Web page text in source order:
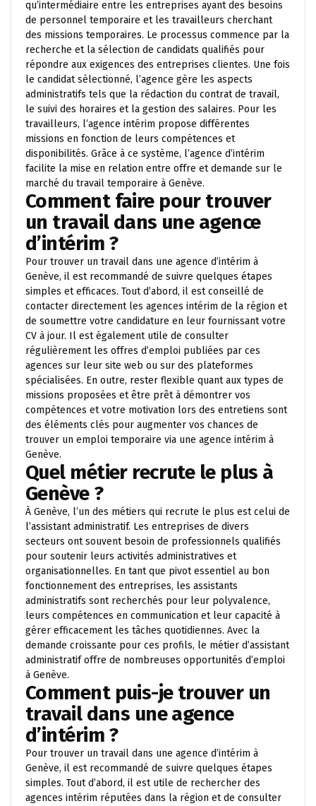
qu’intermédiaire entre les entreprises ayant des besoins
de personnel temporaire et les travailleurs cherchant
des missions temporaires. Le processus commence par la
recherche et la sélection de candidats qualifiés pour
répondre aux exigences des entreprises clientes. Une fois
le candidat sélectionné, l’agence gère les aspects
administratifs tels que la rédaction du contrat de travail,
le suivi des horaires et la gestion des salaires. Pour les
travailleurs, l’agence intérim propose différentes
missions en fonction de leurs compétences et
disponibilités. Grâce à ce système, l’agence d’intérim
facilite la mise en relation entre offre et demande sur le
marché du travail temporaire à Genève.
Comment faire pour trouver
un travail dans une agence
d’intérim ?
Pour trouver un travail dans une agence d’intérim à
Genève, il est recommandé de suivre quelques étapes
simples et efficaces. Tout d’abord, il est conseillé de
contacter directement les agences intérim de la région et
de soumettre votre candidature en leur fournissant votre
CV à jour. Il est également utile de consulter
régulièrement les offres d’emploi publiées par ces
agences sur leur site web ou sur des plateformes
spécialisées. En outre, rester flexible quant aux types de
missions proposées et être prêt à démontrer vos
compétences et votre motivation lors des entretiens sont
des éléments clés pour augmenter vos chances de
trouver un emploi temporaire via une agence intérim à
Genève.
Quel métier recrute le plus à
Genève ?
À Genève, l’un des métiers qui recrute le plus est celui de
l’assistant administratif. Les entreprises de divers
secteurs ont souvent besoin de professionnels qualifiés
pour soutenir leurs activités administratives et
organisationnelles. En tant que pivot essentiel au bon
fonctionnement des entreprises, les assistants
administratifs sont recherchés pour leur polyvalence,
leurs compétences en communication et leur capacité à
gérer efficacement les tâches quotidiennes. Avec la
demande croissante pour ces profils, le métier d’assistant
administratif offre de nombreuses opportunités d’emploi
à Genève.
Comment puis-je trouver un
travail dans une agence
d’intérim ?
Pour trouver un travail dans une agence d’intérim à
Genève, il est recommandé de suivre quelques étapes
simples. Tout d’abord, il est utile de rechercher des
agences intérim réputées dans la région et de consulter